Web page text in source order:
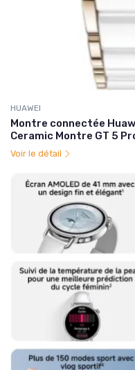
HUAWEI
Montre connectée
Ceramic Montre GT 5
Voir le détail